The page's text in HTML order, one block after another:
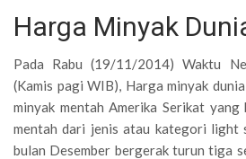
Harga Minyak
Pada Rabu (19/11/2014) Waktu
(Kamis pagi WIB), Harga minyak
minyak mentah Amerika Serikat
mentah dari jenis atau kategori light
bulan Desember bergerak turun tiga